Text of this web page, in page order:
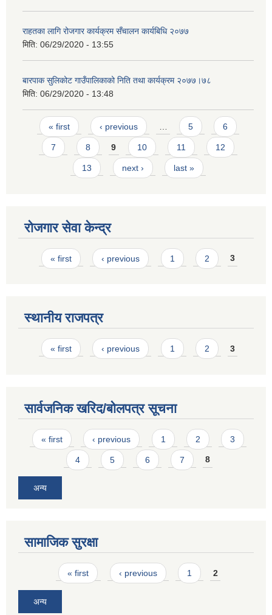
राहतका लागि रोजगार कार्यक्रम सँचालन कार्यबिधि २०७७
मिति: 06/29/2020 - 13:55
बारपाक सुलिकोट गाउँपालिकाको निति तथा कार्यक्रम २०७७।७८
मिति: 06/29/2020 - 13:48
Pages
« first ‹ previous 5 6
7 8 9 10 11 12
13 next › last »
रोजगार सेवा केन्द्र
Pages
« first ‹ previous 1 2 3
स्थानीय राजपत्र
Pages
« first ‹ previous 1 2 3
सार्वजनिक खरिद/बोलपत्र सूचना
Pages
« first ‹ previous 1 2 3
4 5 6 7 8
अन्य
सामाजिक सुरक्षा
Pages« first ‹ previous 1 2
अन्य